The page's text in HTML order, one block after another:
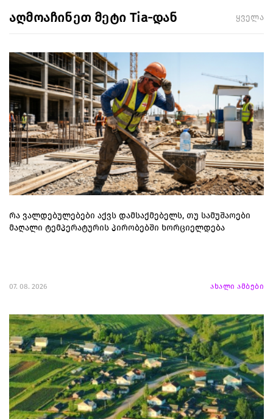
აღმოაჩინეთ მეტი Tia-დან ყველა
რა ვალდებულებები აქვს დამსაქმებელს, თუ სამუშაოები
მაღალი ტემპერატურის პირობებში ხორციელდება
07. 08. 2026 ახალი ამბები